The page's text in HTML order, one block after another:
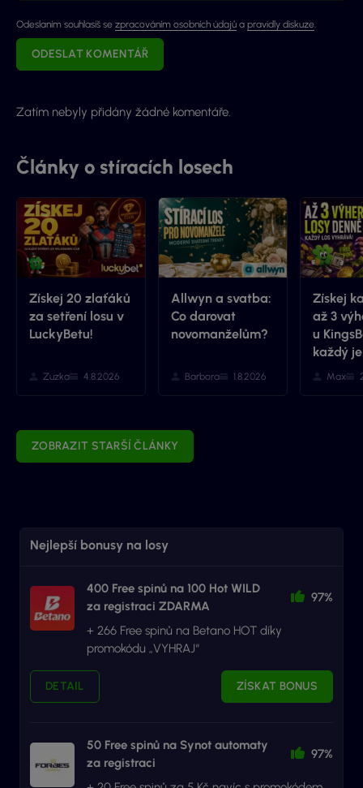
Odeslaním souhlasíš se zpracováním osobních údajů a pravidly diskuze.
ODESLAT KOMENTÁŘ
Zatím nebyly přidány žádné komentáře.
Články o stíracích losech
Získej 20 zlaťáků
za setření losu v
LuckyBetu!
Zuzka 4.8.2026
Allwyn a svatba:
Co darovat
novomanželům?
Barbora 1.8.2026
Získej
až 3
u
každý
Max
ZOBRAZIT STARŠÍ ČLÁNKY
Nejlepší bonusy na losy
400 Free spinů na 100 Hot WILD
za registraci ZDARMA
97%
+ 266 Free spinů na Betano HOT díky
promokódu „VYHRAJ“
DETAIL ZÍSKAT BONUS
50 Free spinů na Synot automaty
za registraci
97%